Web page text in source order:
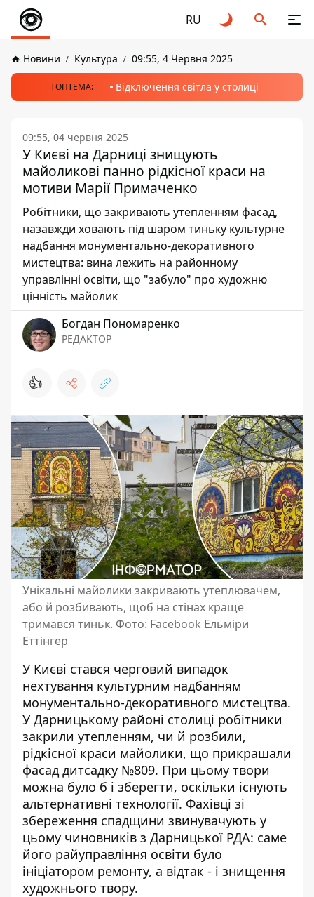
RU
Новини Культура 09:55, 4 Червня 2025
ТОПТЕМА: Відключення світла у столиці
09:55, 04 червня 2025
У Києві на Дарниці знищують
майоликові панно рідкісної краси на
мотиви Марії Примаченко
Робітники, що закривають утепленням фасад,
назавжди ховають під шаром тиньку культурне
надбання монументально-декоративного
мистецтва: вина лежить на районному
управлінні освіти, що "забуло" про художню
цінність майолик
Богдан Пономаренко
РЕДАКТОР
👍
Унікальні майолики закривають утеплювачем,
або й розбивають, щоб на стінах краще
тримався тиньк. Фото: Facebook Ельміри
Еттінгер
У Києві стався черговий випадок
нехтування культурним надбанням
монументально-декоративного мистецтва.
У Дарницькому районі столиці робітники
закрили утепленням, чи й розбили,
рідкісної краси майолики, що прикрашали
фасад дитсадку №809. При цьому твори
можна було б і зберегти, оскільки існують
альтернативні технології. Фахівці зі
збереження спадщини звинувачують у
цьому чиновників з Дарницької РДА: саме
його райуправління освіти було
ініціатором ремонту, а відтак - і знищення
художнього твору.